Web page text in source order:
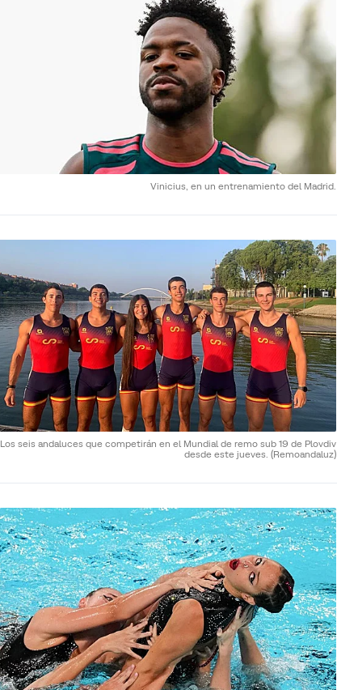
Vinicius, en un entrenamiento del Madrid.
Los seis andaluces que competirán en el Mundial de remo sub 19 de Plovdiv
desde este jueves. (Remoandaluz)